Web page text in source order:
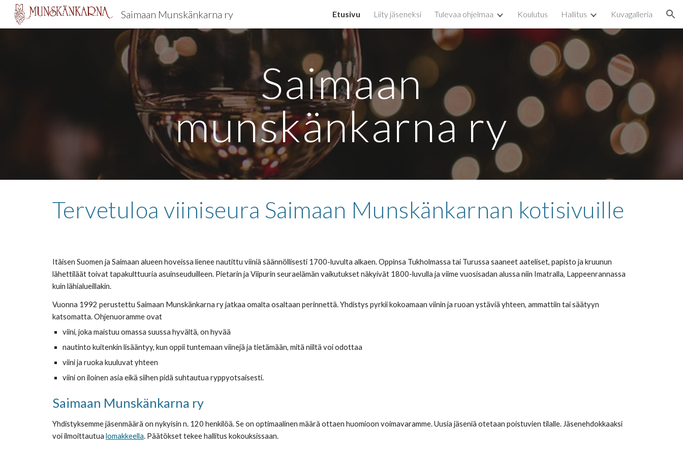
Skip to main content Skip to navigation
Saimaan Munskänkarna ry Etusivu Liity jäseneksi Tulevaa ohjelmaa Koulutus Hallitus Kuvagalleria
Saimaan
munskänkarna ry
Tervetuloa viiniseura Saimaan Munskänkarnan kotisivuille
Itäisen Suomen ja Saimaan alueen hoveissa lienee nautittu viiniä säännöllisesti 1700-luvulta alkaen. Oppinsa Tukholmassa tai Turussa saaneet aateliset, papisto ja kruunun
lähettiläät toivat tapakulttuuria asuinseuduilleen. Pietarin ja Viipurin seuraelämän vaikutukset näkyivät 1800-luvulla ja viime vuosisadan alussa niin Imatralla, Lappeenrannassa
kuin lähialueillakin.
Vuonna 1992 perustettu Saimaan Munskänkarna ry jatkaa omalta osaltaan perinnettä. Yhdistys pyrkii kokoamaan viinin ja ruoan ystäviä yhteen, ammattiin tai säätyyn
katsomatta. Ohjenuoramme ovat
viini, joka maistuu omassa suussa hyvältä, on hyvää
nautinto kuitenkin lisääntyy, kun oppii tuntemaan viinejä ja tietämään, mitä niiltä voi odottaa
viini ja ruoka kuuluvat yhteen
viini on iloinen asia eikä siihen pidä suhtautua ryppyotsaisesti.
Saimaan Munskänkarna ry
Yhdistyksemme jäsenmäärä on nykyisin n. 120 henkilöä. Se on optimaalinen määrä ottaen huomioon voimavaramme. Uusia jäseniä otetaan poistuvien tilalle. Jäsenehdokkaaksi
voi ilmoittautua lomakkeella. Päätökset tekee hallitus kokouksissaan.